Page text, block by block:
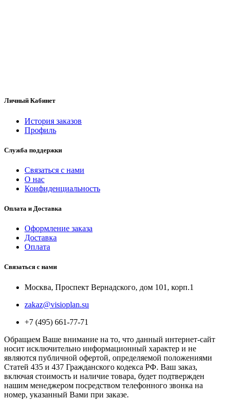
Личный Кабинет
История заказов
Профиль
Служба поддержки
Связаться с нами
О нас
Конфиденциальность
Оплата и Доставка
Оформление заказа
Доставка
Оплата
Связаться с нами
Москва, Проспект Вернадского, дом 101, корп.1
zakaz@visioplan.su
+7 (495) 661-77-71
Обращаем Ваше внимание на то, что данный интернет-сайт
носит исключительно информационный характер и не
являются публичной офертой, определяемой положениями
Статей 435 и 437 Гражданского кодекса РФ. Ваш заказ,
включая стоимость и наличие товара, будет подтвержден
нашим менеджером посредством телефонного звонка на
номер, указанный Вами при заказе.